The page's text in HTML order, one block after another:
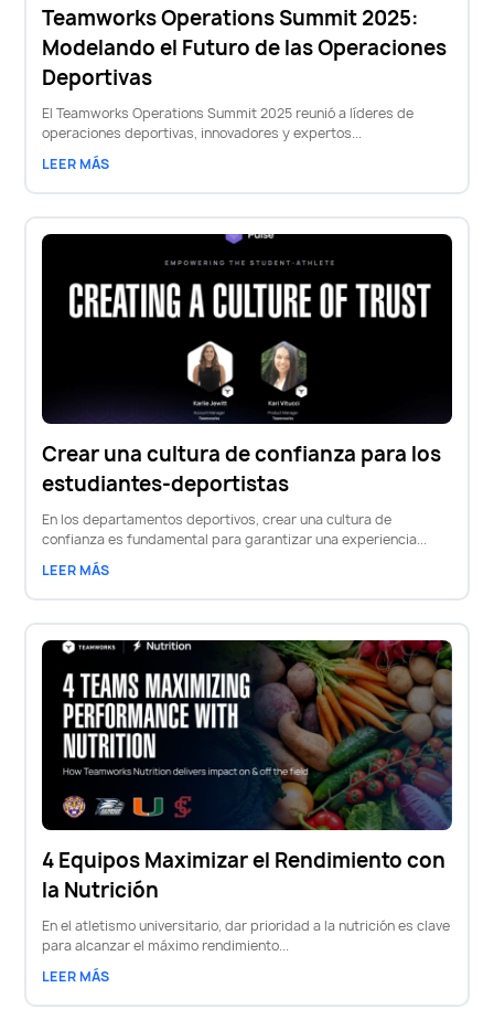
Teamworks Operations Summit 2025:
Modelando el Futuro de las Operaciones
Deportivas
El Teamworks Operations Summit 2025 reunió a líderes de
operaciones deportivas, innovadores y expertos...
LEER MÁS
Crear una cultura de confianza para los
estudiantes-deportistas
En los departamentos deportivos, crear una cultura de
confianza es fundamental para garantizar una experiencia...
LEER MÁS
4 Equipos Maximizar el Rendimiento con
la Nutrición
En el atletismo universitario, dar prioridad a la nutrición es clave
para alcanzar el máximo rendimiento...
LEER MÁS